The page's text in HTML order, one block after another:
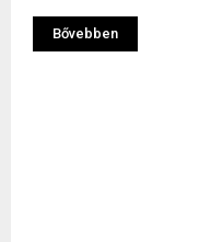
Bővebben